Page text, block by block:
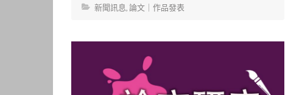
新聞訊息,論文｜作品發表